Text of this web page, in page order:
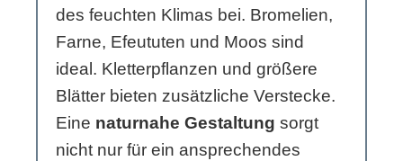
des feuchten Klimas bei. Bromelien,
Farne, Efeututen und Moos sind
ideal. Kletterpflanzen und größere
Blätter bieten zusätzliche Verstecke.
Eine naturnahe Gestaltung sorgt
nicht nur für ein ansprechendes